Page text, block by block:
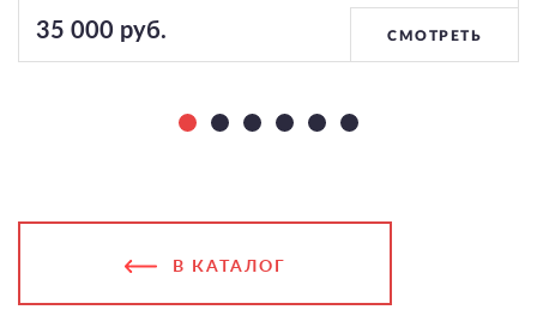
35 000 руб. СМОТРЕТЬ
В КАТАЛОГ